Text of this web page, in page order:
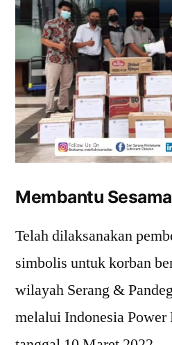
Membantu Sesama
Telah dilaksanakan
simbolis untuk korban
wilayah Serang &
melalui Indonesia Power